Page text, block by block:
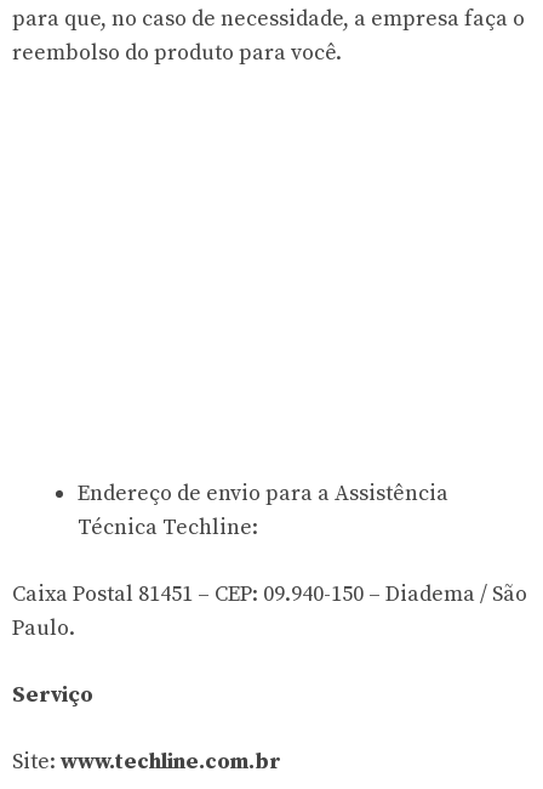
para que, no caso de necessidade, a empresa faça o
reembolso do produto para você.
Endereço de envio para a Assistência
Técnica Techline:
Caixa Postal 81451 – CEP: 09.940-150 – Diadema / São
Paulo.
Serviço
Site: www.techline.com.br